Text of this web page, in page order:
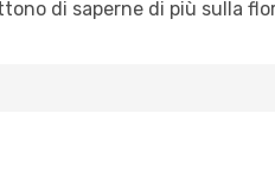
di saperne di più sulla